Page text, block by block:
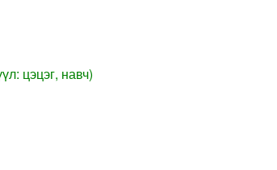
цэцэг, навч)